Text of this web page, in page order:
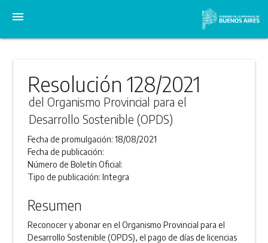
menu
Resolución 128/2021
del Organismo Provincial para el
Desarrollo Sostenible (OPDS)
Fecha de promulgación:18/08/2021
Fecha de publicación:
Número de Boletín Oficial:
Tipo de publicación:Integra
Resumen
Reconocer y abonar en el Organismo Provincial para el
Desarrollo Sostenible (OPDS), el pago de días de licencias